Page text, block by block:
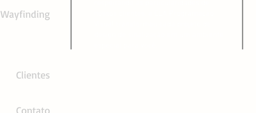
Wayfinding
Clientes
Contato